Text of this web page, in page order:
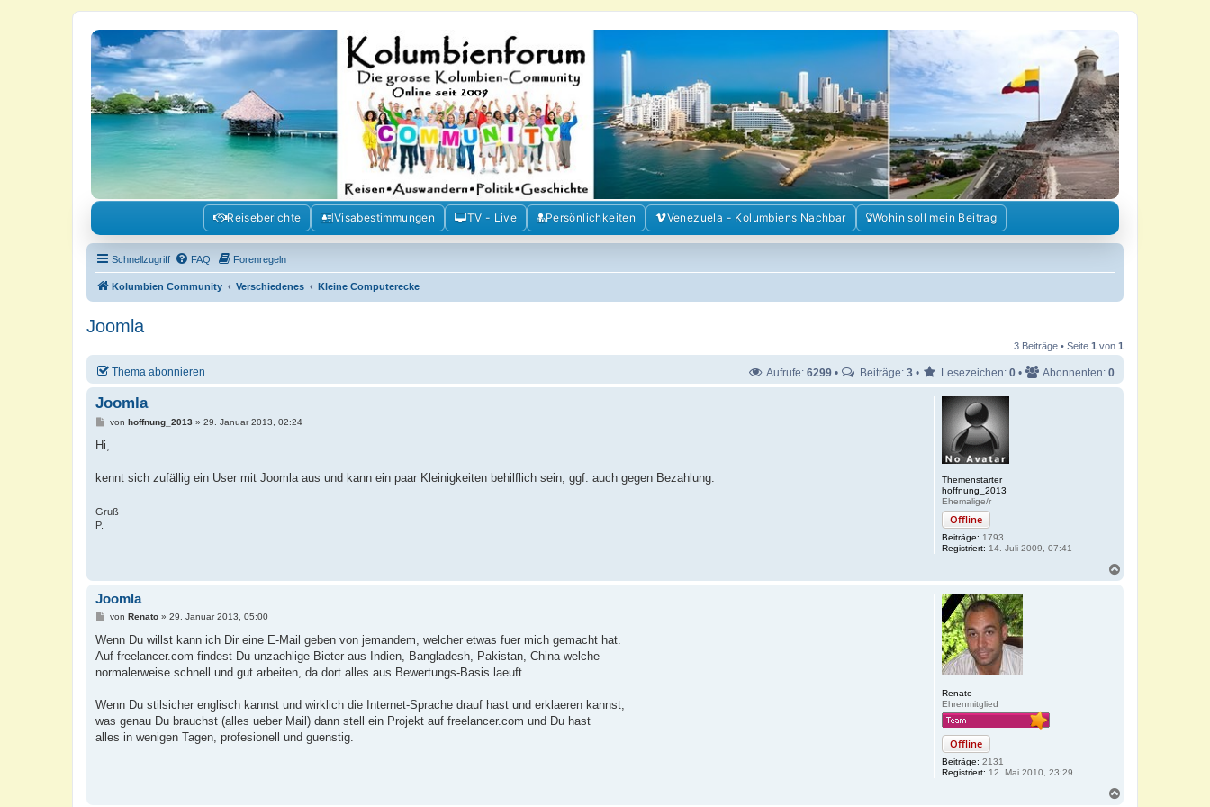
Kolumbienforum - Das grosse Forum der Freunde Kolumbiens
Reisen, Auswandern, Kultur, Politik, Geschichte und Visum in Kolumbien und Venezuela. Austausch, Erfahrungen und Gemeinschaft im Kolumbienforum
Reiseberichte Visabestimmungen TV - Live Persönlichkeiten Venezuela - Kolumbiens Nachbar Wohin soll mein Beitrag
Schnellzugriff FAQ Forenregeln
Kolumbien Community Verschiedenes Kleine Computerecke
Joomla
3 Beiträge • Seite 1 von 1
Thema abonnieren Aufrufe: 6299 • Beiträge: 3 • Lesezeichen: 0 • Abonnenten: 0
Themenstarter
hoffnung_2013
Ehemalige/r
Offline
Beiträge: 1793
Registriert: 14. Juli 2009, 07:41
Joomla
B
t
a
von hoffnung_2013 » 29. Januar 2013, 02:24
Hi,
kennt sich zufällig ein User mit Joomla aus und kann ein paar Kleinigkeiten behilflich sein, ggf. auch gegen Bezahlung.
Gruß
P.
Renato
Ehrenmitglied
Offline
Beiträge: 2131
Registriert: 12. Mai 2010, 23:29
Joomla
B
i
r
a
von Renato» 29. Januar 2013, 05:00
Wenn Du willst kann ich Dir eine E-Mail geben von jemandem, welcher etwas fuer mich gemacht hat.
Auf freelancer.com findest Du unzaehlige Bieter aus Indien, Bangladesh, Pakistan, China welche
normalerweise schnell und gut arbeiten, da dort alles aus Bewertungs-Basis laeuft.
Wenn Du stilsicher englisch kannst und wirklich die Internet-Sprache drauf hast und erklaeren kannst,
was genau Du brauchst (alles ueber Mail) dann stell ein Projekt auf freelancer.com und Du hast
alles in wenigen Tagen, profesionell und guenstig.